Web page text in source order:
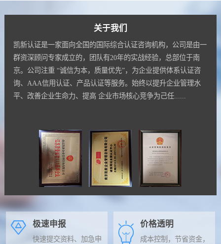
关于我们
凯新认证是一家面向全国的国际综合认证咨询机构，公司是由一
群资深顾问专家成立的，团队有20年的实战经验，总部位于南
京。公司注重 “诚信为本，质量优先”，为企业提供体系认证咨
询、AAA信用认证、产品认证等服务。始终以提升企业管理水
平、改善企业生命力、提高 企业市场核心竞争为己任......
极速申报
快速提交资料、加急申
价格透明
成本控制，节省资金，